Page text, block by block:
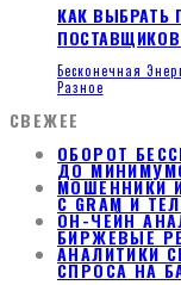
КАК ВЫБРАТЬ
Бесконечная
Разное
СВЕЖЕЕ
ОБОРОТ
ДО
МОШЕННИКИ
С GRAM И
ОН-ЧЕЙН
БИРЖЕВЫЕ
АНАЛИТИКИ
СПРОСА НА